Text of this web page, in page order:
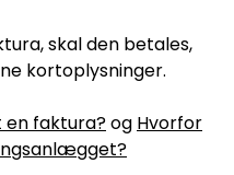
skal den betales,
kortoplysninger.
en faktura?og Hvorfor